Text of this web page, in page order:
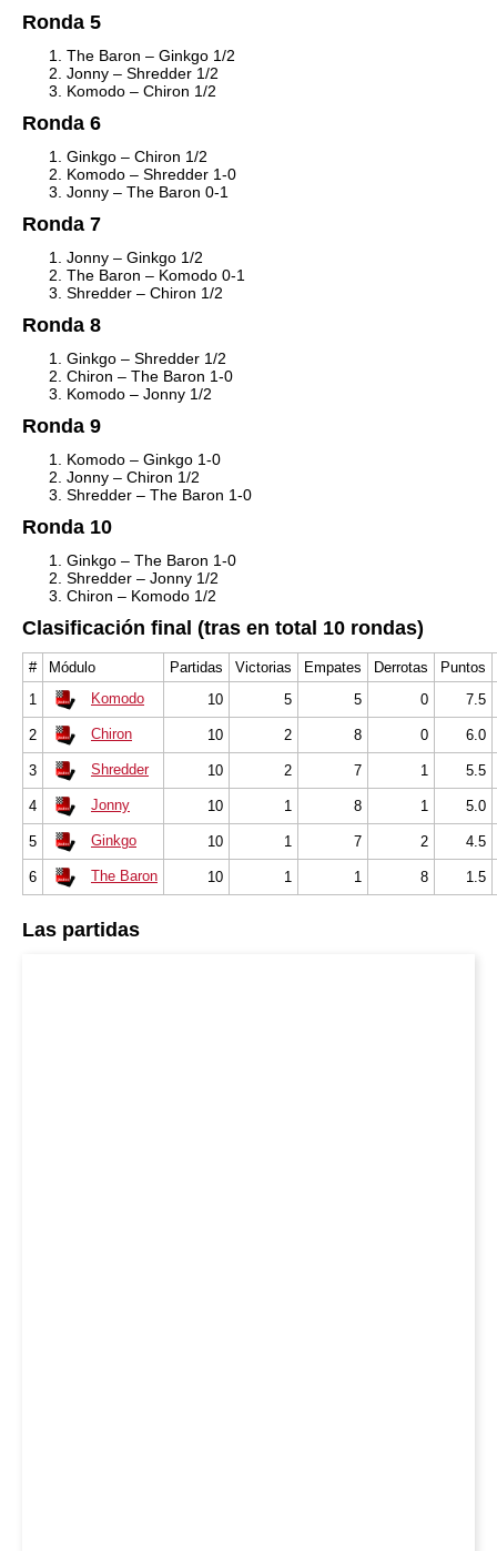
Ronda 5
The Baron – Ginkgo 1/2
Jonny – Shredder 1/2
Komodo – Chiron 1/2
Ronda 6
Ginkgo – Chiron 1/2
Komodo – Shredder 1-0
Jonny – The Baron 0-1
Ronda 7
Jonny – Ginkgo 1/2
The Baron – Komodo 0-1
Shredder – Chiron 1/2
Ronda 8
Ginkgo – Shredder 1/2
Chiron – The Baron 1-0
Komodo – Jonny 1/2
Ronda 9
Komodo – Ginkgo 1-0
Jonny – Chiron 1/2
Shredder – The Baron 1-0
Ronda 10
Ginkgo – The Baron 1-0
Shredder – Jonny 1/2
Chiron – Komodo 1/2
Clasificación final (tras en total 10 rondas)
# Módulo Partidas Victorias Empates Derrotas
Puntos
1
Komodo 10 5 5 0 7.5
2 Chiron 10 2 8 0 6.0
3 Shredder 10 2 7 1 5.5
4 Jonny 10 1 8 1 5.0
5 Ginkgo 10 1 7 2 4.5
6 The Baron 10 1 1 8 1.5
Las partidas